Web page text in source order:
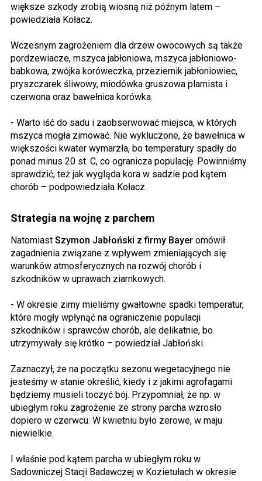
większe szkody zrobią wiosną niż późnym latem –
powiedziała Kołacz.
Wczesnym zagrożeniem dla drzew owocowych są także
pordzewiacze, mszyca jabłoniowa, mszyca jabłoniowo-
babkowa, zwójka koróweczka, przeziernik jabłoniowiec,
pryszczarek śliwowy, miodówka gruszowa plamista i
czerwona oraz bawełnica korówka.
- Warto iść do sadu i zaobserwować miejsca, w których
mszyca mogła zimować. Nie wykluczone, że bawełnica w
większości kwater wymarzła, bo temperatury spadły do
ponad minus 20 st. C, co ogranicza populację. Powinniśmy
sprawdzić, też jak wygląda kora w sadzie pod kątem
chorób – podpowiedziała Kołacz.
Strategia na wojnę z parchem
Natomiast Szymon Jabłoński z firmy Bayer omówił
zagadnienia związane z wpływem zmieniających się
warunków atmosferycznych na rozwój chorób i
szkodników w uprawach ziarnkowych.
- W okresie zimy mieliśmy gwałtowne spadki temperatur,
które mogły wpłynąć na ograniczenie populacji
szkodników i sprawców chorób, ale delikatnie, bo
utrzymywały się krótko – powiedział Jabłoński.
Zaznaczył, że na początku sezonu wegetacyjnego nie
jesteśmy w stanie określić, kiedy i z jakimi agrofagami
będziemy musieli toczyć bój. Przypomniał, że np. w
ubiegłym roku zagrożenie ze strony parcha wzrosło
dopiero w czerwcu. W kwietniu było zerowe, w maju
niewielkie.
I właśnie pod kątem parcha w ubiegłym roku w
Sadowniczej Stacji Badawczej w Kozietułach w okresie